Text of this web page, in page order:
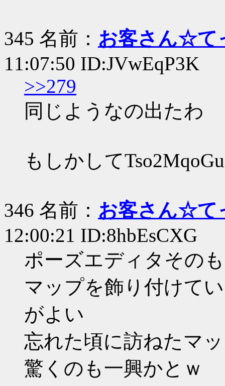
345 名前： お客さん☆て
11:07:50 ID:JVwEqP3K
>>279
同じようなの出たわ
もしかして
346 名前： お客さん☆て
12:00:21 ID:8hbEsCXG
ポーズエディタその
マップを飾り付けて
がよい
忘れた頃に訪ねたマ
驚くのも一興かとｗ